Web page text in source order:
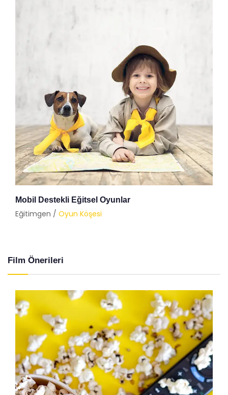
Mobil Destekli Eğitsel Oyunlar
Eğitimgen / Oyun Köşesi
Film Önerileri